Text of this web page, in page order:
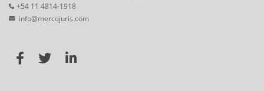
+54 11 4814-1918
info@mercojuris.com